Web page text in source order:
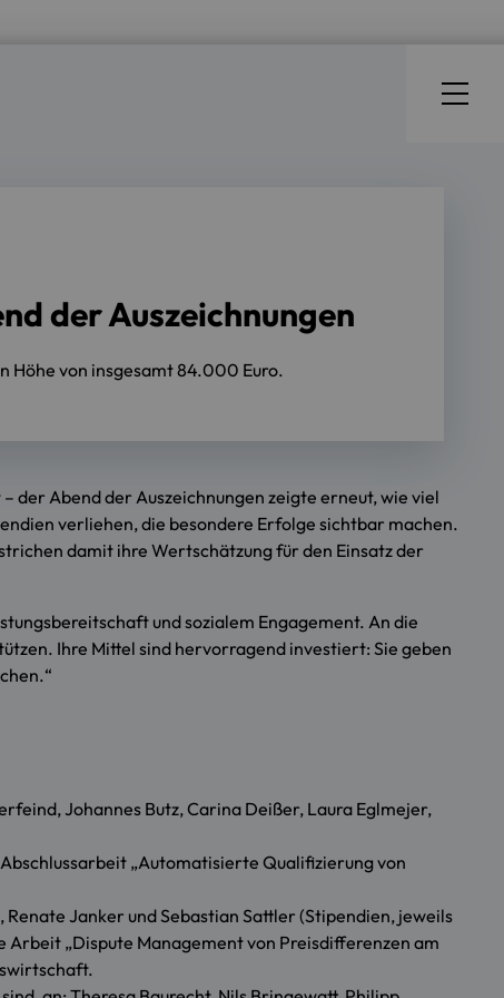
der Auszeichnungen
Höhe von insgesamt 84.000 Euro.
der Abend der Auszeichnungen zeigte erneut, wie viel
verliehen, die besondere Erfolge sichtbar machen.
damit ihre Wertschätzung für den Einsatz der
und sozialem Engagement. An die
Ihre Mittel sind hervorragend investiert: Sie geben
Johannes Butz, Carina Deißer, Laura Eglmejer,
„Automatisierte Qualifizierung von
Renate Janker und Sebastian Sattler (Stipendien, jeweils
Arbeit „Dispute Management von Preisdifferenzen am